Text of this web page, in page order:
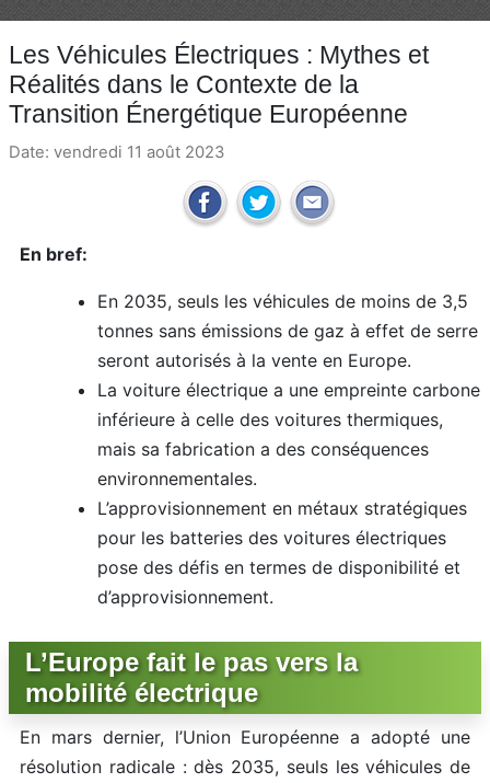
Les Véhicules Électriques : Mythes et
Réalités dans le Contexte de la
Transition Énergétique Européenne
Date: vendredi 11 août 2023
En bref:
En 2035, seuls les véhicules de moins de 3,5
tonnes sans émissions de gaz à effet de serre
seront autorisés à la vente en Europe.
La voiture électrique a une empreinte carbone
inférieure à celle des voitures thermiques,
mais sa fabrication a des conséquences
environnementales.
L’approvisionnement en métaux stratégiques
pour les batteries des voitures électriques
pose des défis en termes de disponibilité et
d’approvisionnement.
L’Europe fait le pas vers la
mobilité électrique
En mars dernier, l’Union Européenne a adopté une
résolution radicale : dès 2035, seuls les véhicules de